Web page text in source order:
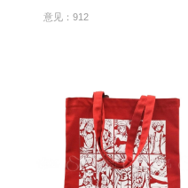
意见：912